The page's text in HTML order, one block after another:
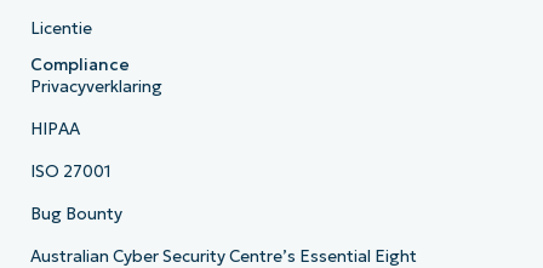
Licentie
Compliance
Privacyverklaring
HIPAA
ISO 27001
Bug Bounty
Australian Cyber Security Centre’s Essential Eight